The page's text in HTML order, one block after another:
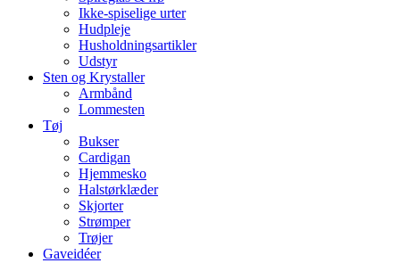
Ikke-spiselige urter
Hudpleje
Husholdningsartikler
Udstyr
Sten og Krystaller
Armbånd
Lommesten
Tøj
Bukser
Cardigan
Hjemmesko
Halstørklæder
Skjorter
Strømper
Trøjer
Gaveidéer